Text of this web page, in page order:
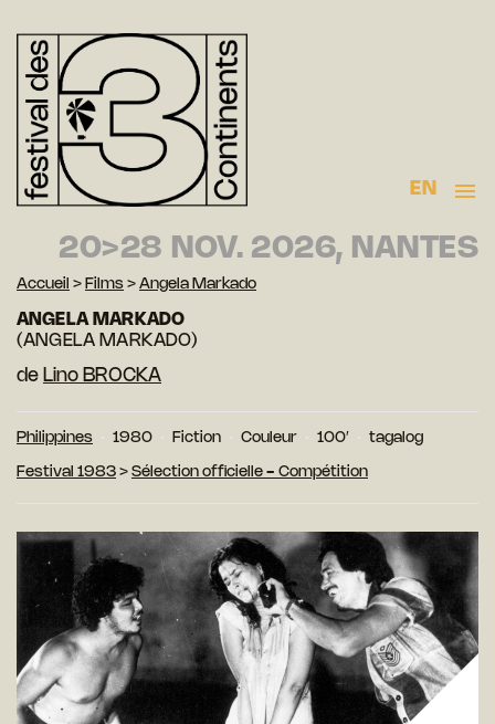
EN
20>28 NOV. 2026, NANTES
Accueil > Films > Angela Markado
ANGELA MARKADO
(ANGELA MARKADO)
de Lino BROCKA
Philippines 1980 Fiction Couleur 100′ tagalog
Festival 1983 > Sélection officielle - Compétition